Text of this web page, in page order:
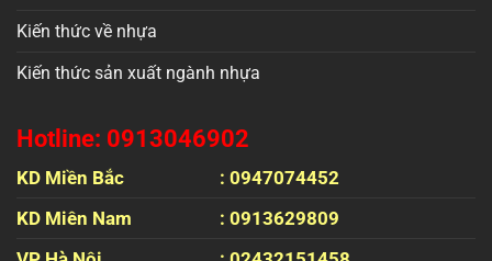
Kiến thức về nhựa
Kiến thức sản xuất ngành nhựa
Hotline: 0913046902
KD Miền Bắc
: 0947074452
KD Miên Nam
: 0913629809